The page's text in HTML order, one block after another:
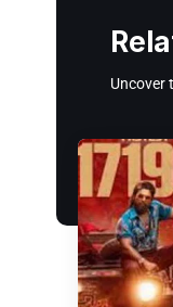
Uncover